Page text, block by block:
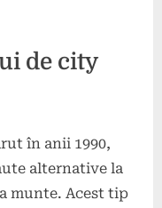
de city
în anii 1990,
alternative la
munte. Acest tip